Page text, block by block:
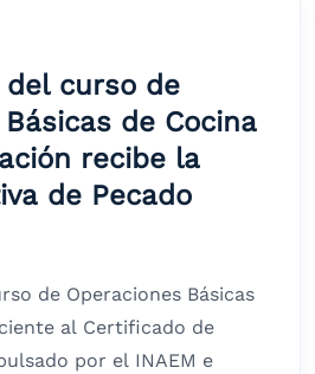
curso de
de Cocina
recibe la
de Pecado
de Operaciones Básicas
al Certificado de
por el INAEM e